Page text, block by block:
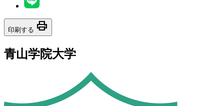
印刷する print
青山学院大学